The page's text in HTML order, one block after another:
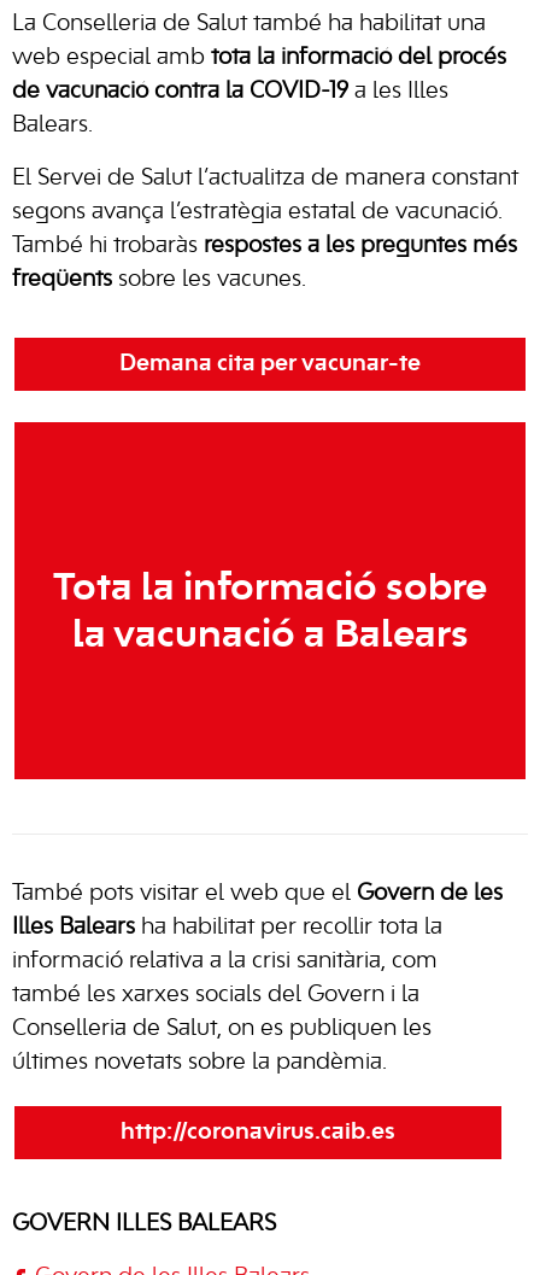
La Conselleria de Salut també ha habilitat una
web especial amb tota la informació del procés
de vacunació contra la COVID-19 a les Illes
Balears.
El Servei de Salut l’actualitza de manera constant
segons avança l’estratègia estatal de vacunació.
També hi trobaràs respostes a les preguntes més
freqüents sobre les vacunes.
Demana cita per vacunar-te
Tota la informació sobre
la vacunació a Balears
També pots visitar el web que el Govern de les
Illes Balears ha habilitat per recollir tota la
informació relativa a la crisi sanitària, com
també les xarxes socials del Govern i la
Conselleria de Salut, on es publiquen les
últimes novetats sobre la pandèmia.
http://coronavirus.caib.es
GOVERN ILLES BALEARS